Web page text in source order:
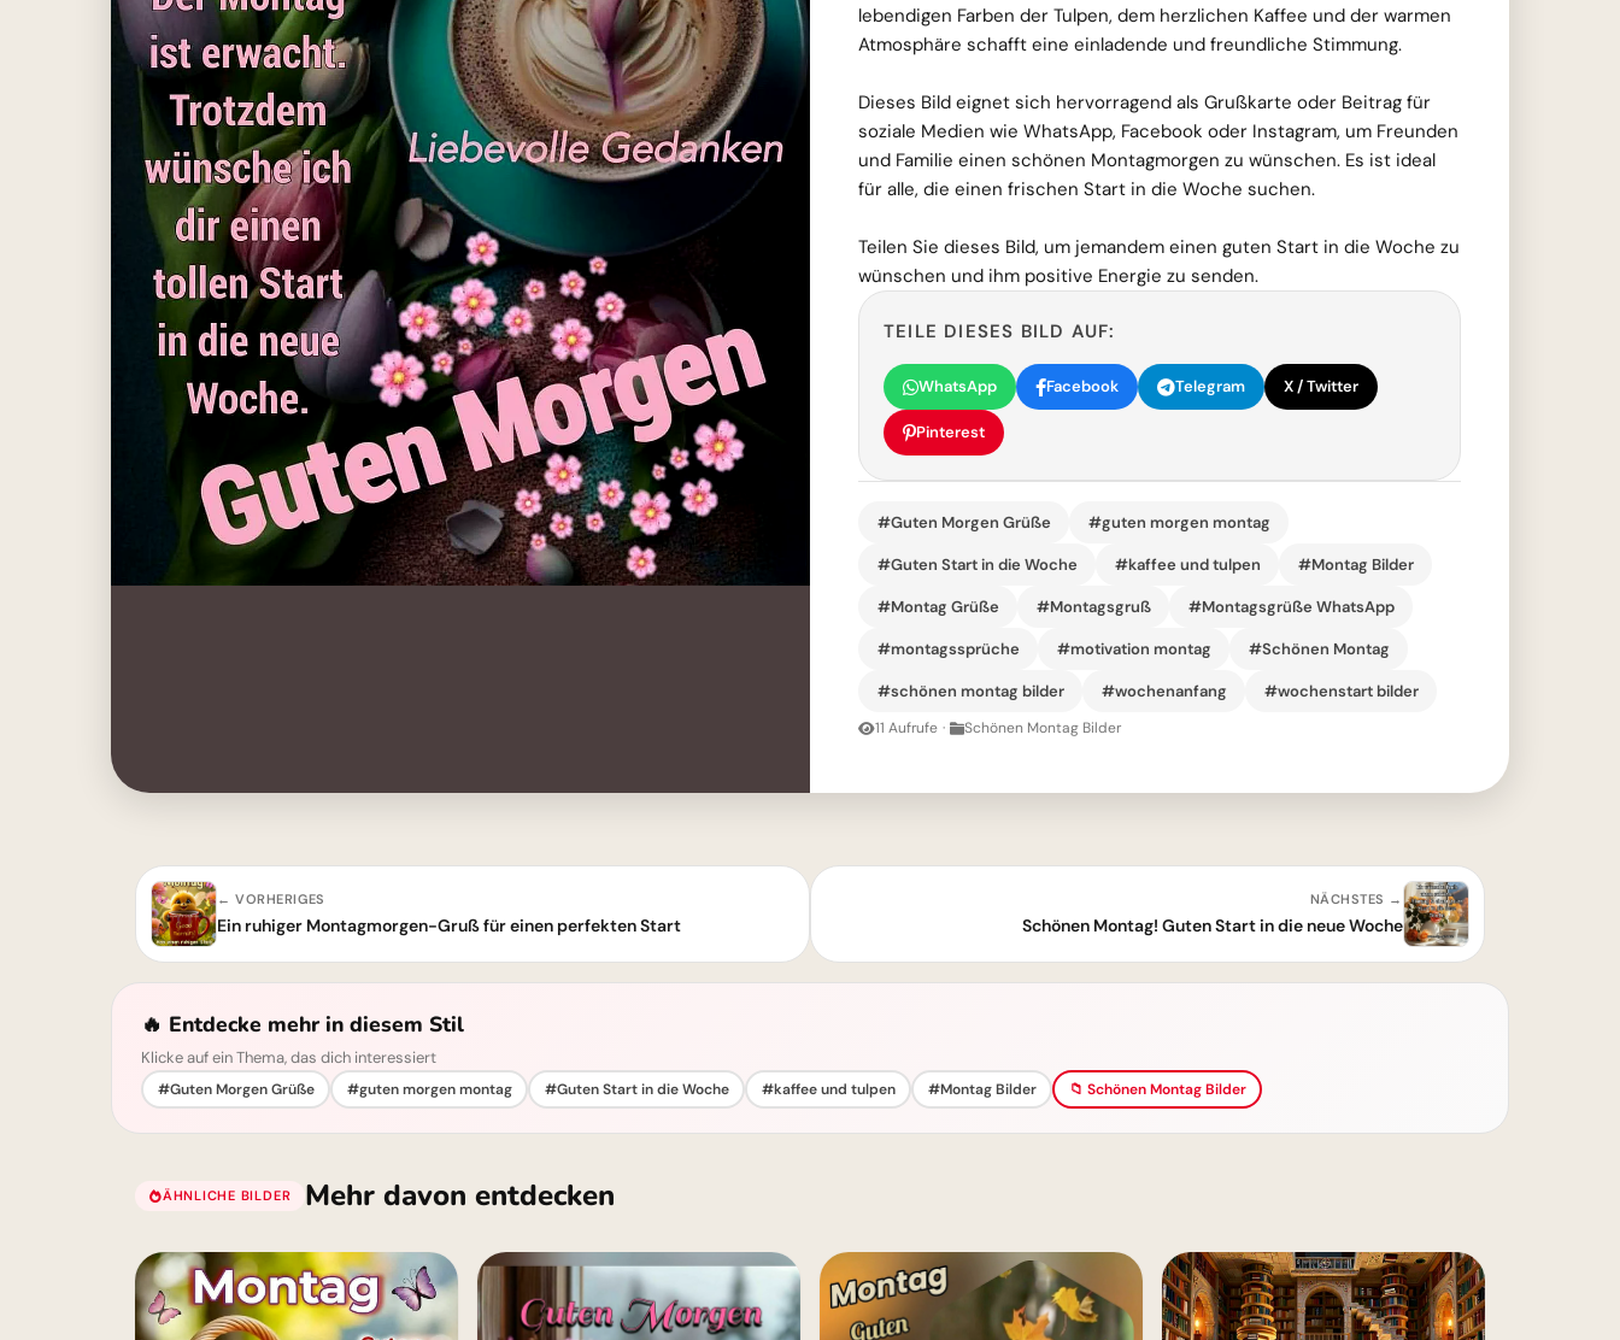
lebendigen Farben der Tulpen, dem herzlichen Kaffee und der warmen
Atmosphäre schafft eine einladende und freundliche Stimmung.
Dieses Bild eignet sich hervorragend als Grußkarte oder Beitrag für
soziale Medien wie WhatsApp, Facebook oder Instagram, um Freunden
und Familie einen schönen Montagmorgen zu wünschen. Es ist ideal
für alle, die einen frischen Start in die Woche suchen.
Teilen Sie dieses Bild, um jemandem einen guten Start in die Woche zu
wünschen und ihm positive Energie zu senden.
TEILE DIESES BILD AUF:
WhatsApp Facebook Telegram X / Twitter
Pinterest
#Guten Morgen Grüße #guten morgen montag
#Guten Start in die Woche #kaffee und tulpen #Montag Bilder
#Montag Grüße #Montagsgruß #Montagsgrüße WhatsApp
#montagssprüche #motivation montag #Schönen Montag
#schönen montag bilder #wochenanfang #wochenstart bilder
11 Aufrufe · Schönen Montag Bilder
← VORHERIGES
Ein ruhiger Montagmorgen-Gruß für einen perfekten Start
NÄCHSTES →
Schönen Montag! Guten Start in die neue Woche
🔥 Entdecke mehr in diesem Stil
Klicke auf ein Thema, das dich interessiert
#Guten Morgen Grüße #guten morgen montag #Guten Start in die Woche #kaffee und tulpen #Montag Bilder 📁 Schönen Montag Bilder
ÄHNLICHE BILDER Mehr davon entdecken